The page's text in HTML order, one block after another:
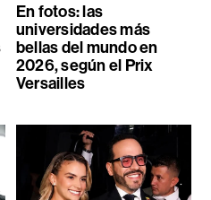
En fotos: las
universidades más
bellas del mundo en
2026, según el Prix
Versailles